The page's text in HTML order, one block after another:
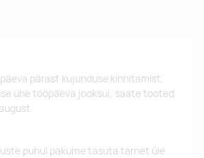
pärast kujunduse kinnitamist.
ühe tööpäeva jooksul, saate tooted
puhul pakume tasuta tarnet üle